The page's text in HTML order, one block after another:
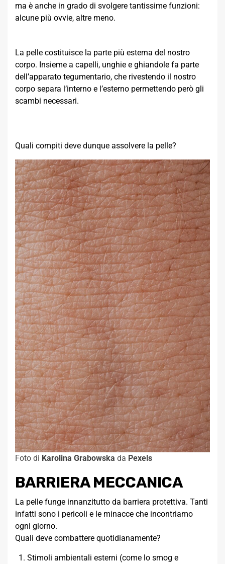
ma è anche in grado di svolgere tantissime funzioni:
alcune più ovvie, altre meno.
La pelle costituisce la parte più esterna del nostro
corpo. Insieme a capelli, unghie e ghiandole fa parte
dell’apparato tegumentario, che rivestendo il nostro
corpo separa l’interno e l’esterno permettendo però gli
scambi necessari.
Quali compiti deve dunque assolvere la pelle?
Foto di Karolina Grabowska da Pexels
BARRIERA MECCANICA
La pelle funge innanzitutto da barriera protettiva. Tanti
infatti sono i pericoli e le minacce che incontriamo
ogni giorno.
Quali deve combattere quotidianamente?
Stimoli ambientali esterni (come lo smog e